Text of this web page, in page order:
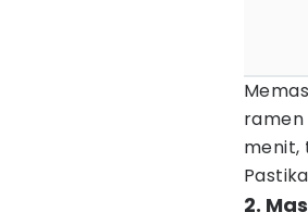
ramen
menit,
2.